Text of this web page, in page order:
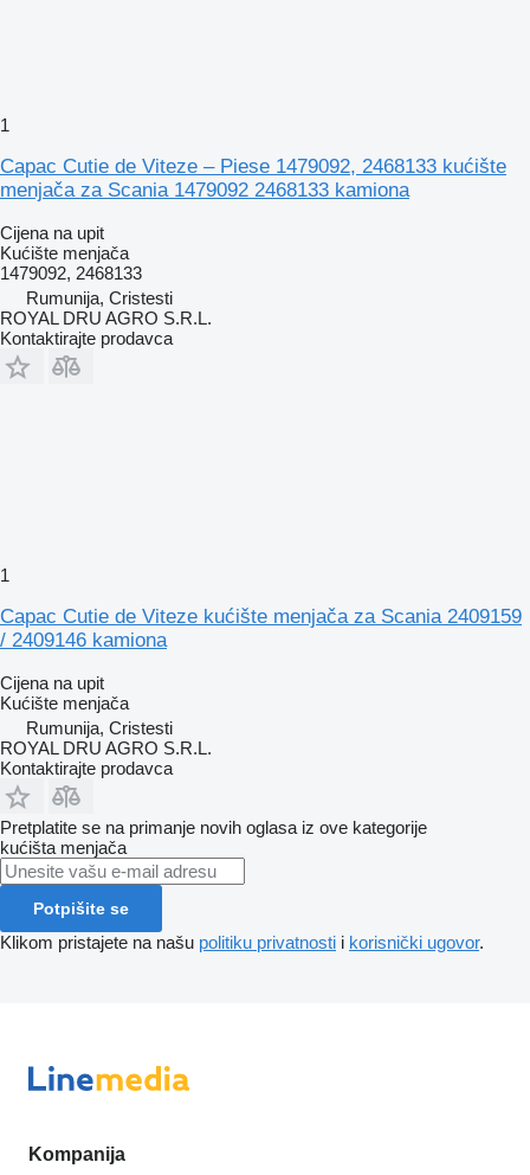
1
Capac Cutie de Viteze – Piese 1479092, 2468133 kućište
menjača za Scania 1479092 2468133 kamiona
Cijena na upit
Kućište menjača
1479092, 2468133
Rumunija, Cristesti
ROYAL DRU AGRO S.R.L.
Kontaktirajte prodavca
1
Capac Cutie de Viteze kućište menjača za Scania 2409159
/ 2409146 kamiona
Cijena na upit
Kućište menjača
Rumunija, Cristesti
ROYAL DRU AGRO S.R.L.
Kontaktirajte prodavca
Pretplatite se na primanje novih oglasa iz ove kategorije
kućišta menjača
Potpišite se
Klikom pristajete na našu politiku privatnosti i korisnički ugovor.
Kompanija